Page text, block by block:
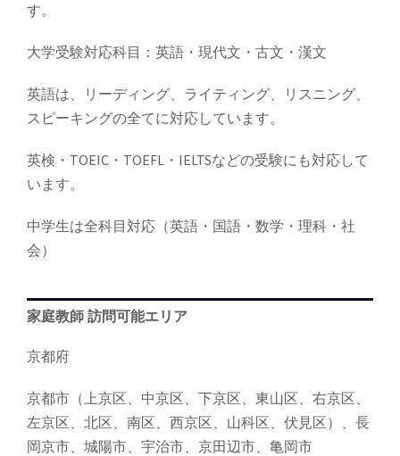
す。
大学受験対応科目：英語・現代文・古文・漢文
英語は、リーディング、ライティング、リスニング、
スピーキングの全てに対応しています。
英検・TOEIC・TOEFL・IELTSなどの受験にも対応して
います。
中学生は全科目対応（英語・国語・数学・理科・社
会）
家庭教師 訪問可能エリア
京都府
京都市（上京区、中京区、下京区、東山区、右京区、
左京区、北区、南区、西京区、山科区、伏見区）、長
岡京市、城陽市、宇治市、京田辺市、亀岡市